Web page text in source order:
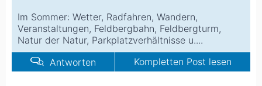
Im Sommer: Wetter, Radfahren, Wandern,
Veranstaltungen, Feldbergbahn, Feldbergturm,
Natur der Natur, Parkplatzverhältnisse u....
Antworten
Kompletten Post lesen